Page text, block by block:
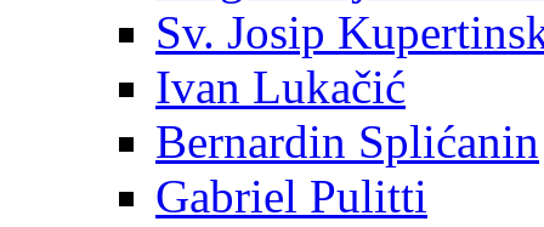
Sv. Josip
Ivan Lukačić
Bernardin Splićanin
Gabriel Pulitti